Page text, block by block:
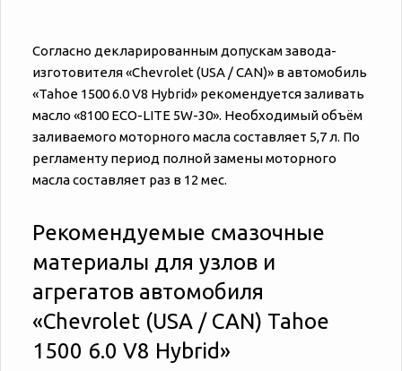
Согласно декларированным допускам завода-
изготовителя «‎‎Chevrolet (USA / CAN)» в автомобиль
«‎‎Tahoe 1500 6.0 V8 Hybrid» рекомендуется заливать
масло «8100 ECO-LITE 5W-30». Необходимый объём
заливаемого моторного масла составляет 5,7 л. По
регламенту период полной замены моторного
масла составляет раз в 12 мес.
Рекомендуемые смазочные
материалы для узлов и
агрегатов автомобиля
«‎‎Chevrolet (USA / CAN) Tahoe
1500 6.0 V8 Hybrid»